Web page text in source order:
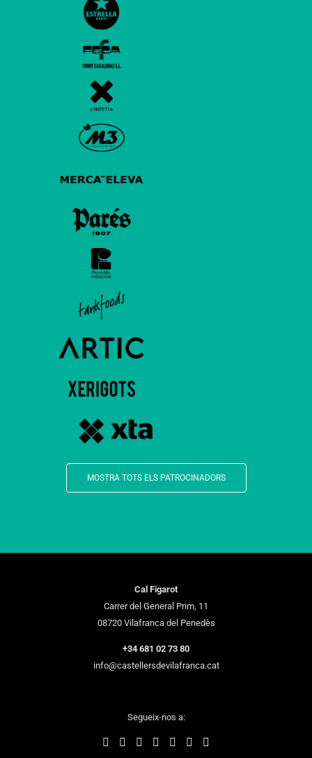
MOSTRA TOTS ELS PATROCINADORS
Cal Figarot
Carrer del General Prim, 11
08720 Vilafranca del Penedès
+34 681 02 73 80
info@castellersdevilafranca.cat
Segueix-nos a: